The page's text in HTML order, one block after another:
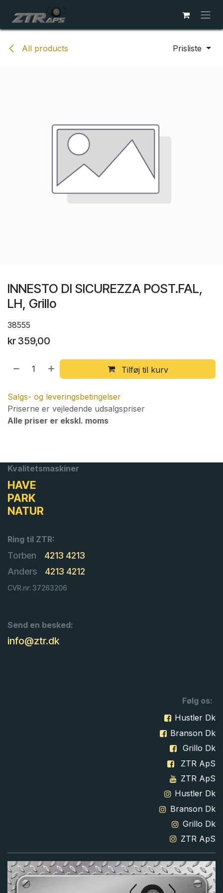
All products Prisliste
INNESTO DI SICUREZZA POST.FAL,
LH, Grillo
38555
kr359,00
Tilføj til kurv
Salgs- og leveringsbetingelser
Priserne er vejledende udsalgspriser
Alle priser er ekskl. moms
Kvalitetsmaskiner
HAVE
PARK
NATUR
Ring til ZTR:
Torben
4213 4213
Anders
4213 4212
CVR.nr: 37263206
Send en besked:
info@ztr.dk
Følg os:
Hustler Dk
Branson Dk
Grillo Dk
ZTR ApS
ZTR ApS
Hustler Dk
Branson Dk
Grillo Dk
ZTR ApS